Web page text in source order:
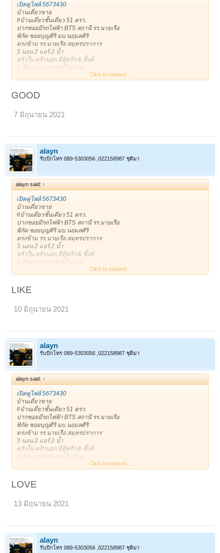
เปิดดูไฟล์ 5673430
บ้านเดี่ยวขาย
#บ้านเดี่ยวชั้นเดียว 51 ตรว.
ปากซอยมีรถไฟฟ้า BTS สถานี รร.นายเรือ
พิกัด ซอยบุญศิริ มบ.นฤมลศิริ
ตรงข้าม รร.นายเรือ สมุทรปราการ
3 นอน 2 แอร์ 2 น้ำ
ครัวใน ครัวนอก มีตู้ครัว & ซิ้งค์
1 ห้องเอนกประสงค์ในบ้าน
1 ห้องเอนกประสงค์ข้างบ้าน เก็บของ หรือเป็นบ้านสัตว์เลี้ยงได้
1 จอดในบ้าน/ 3 จอดหน้าบ้าน
ถนนหน้าบ้านกว้าง หน้าบ้านไม่ชนประตูบ้านใคร
* 081-8665944 Addy *
ขอบคุณครับ **
https://timeline.line.me/post/1161408134210039717
ขาย : 3,400,000 บาท
ติดต่อ : 0818665944 (alayan)
Click to expand...
GOOD
7 มิถุนายน 2021
alayn
รับปักโทร 089-5303056 ,022158987 ชุติมา
alayn said: ↑
เปิดดูไฟล์ 5673430
บ้านเดี่ยวขาย
#บ้านเดี่ยวชั้นเดียว 51 ตรว.
ปากซอยมีรถไฟฟ้า BTS สถานี รร.นายเรือ
พิกัด ซอยบุญศิริ มบ.นฤมลศิริ
ตรงข้าม รร.นายเรือ สมุทรปราการ
3 นอน 2 แอร์ 2 น้ำ
ครัวใน ครัวนอก มีตู้ครัว & ซิ้งค์
1 ห้องเอนกประสงค์ในบ้าน
1 ห้องเอนกประสงค์ข้างบ้าน เก็บของ หรือเป็นบ้านสัตว์เลี้ยงได้
1 จอดในบ้าน/ 3 จอดหน้าบ้าน
ถนนหน้าบ้านกว้าง หน้าบ้านไม่ชนประตูบ้านใคร
* 081-8665944 Addy *
ขอบคุณครับ **
https://timeline.line.me/post/1161408134210039717
ขาย : 3,400,000 บาท
ติดต่อ : 0818665944 (alayan)
Click to expand...
LIKE
10 มิถุนายน 2021
alayn
รับปักโทร 089-5303056 ,022158987 ชุติมา
alayn said: ↑
เปิดดูไฟล์ 5673430
บ้านเดี่ยวขาย
#บ้านเดี่ยวชั้นเดียว 51 ตรว.
ปากซอยมีรถไฟฟ้า BTS สถานี รร.นายเรือ
พิกัด ซอยบุญศิริ มบ.นฤมลศิริ
ตรงข้าม รร.นายเรือ สมุทรปราการ
3 นอน 2 แอร์ 2 น้ำ
ครัวใน ครัวนอก มีตู้ครัว & ซิ้งค์
1 ห้องเอนกประสงค์ในบ้าน
1 ห้องเอนกประสงค์ข้างบ้าน เก็บของ หรือเป็นบ้านสัตว์เลี้ยงได้
1 จอดในบ้าน/ 3 จอดหน้าบ้าน
ถนนหน้าบ้านกว้าง หน้าบ้านไม่ชนประตูบ้านใคร
* 081-8665944 Addy *
ขอบคุณครับ **
https://timeline.line.me/post/1161408134210039717
ขาย : 3,400,000 บาท
ติดต่อ : 0818665944 (alayan)
Click to expand...
LOVE
13 มิถุนายน 2021
alayn
รับปักโทร 089-5303056 ,022158987 ชุติมา